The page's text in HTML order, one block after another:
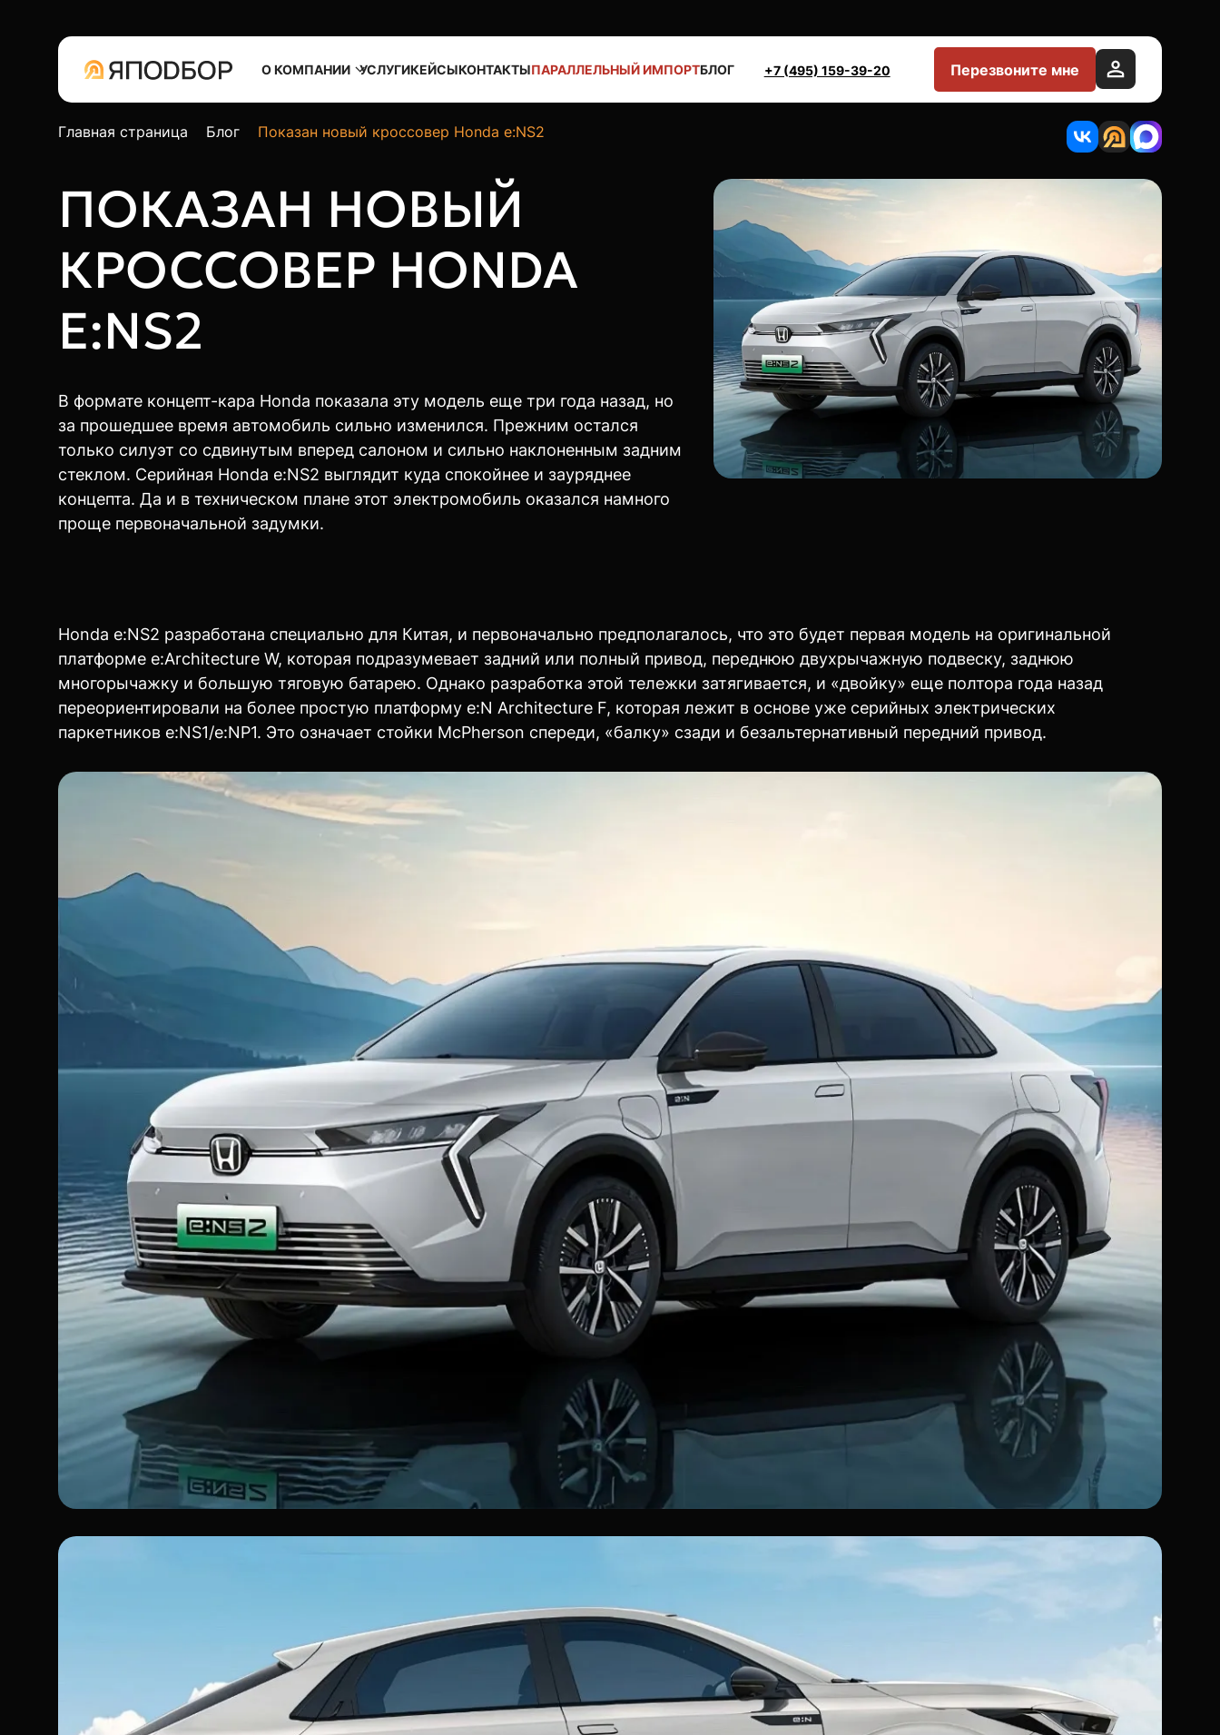
О КОМПАНИИ УСЛУГИКЕЙСЫКОНТАКТЫПАРАЛЛЕЛЬНЫЙ ИМПОРТБЛОГ +7 (495) 159-39-20 Перезвоните мне
Главная страница Блог Показан новый кроссовер Honda e:NS2
ПОКАЗАН НОВЫЙ
КРОССОВЕР HONDA
E:NS2
В формате концепт-кара Honda показала эту модель еще три года назад, но
за прошедшее время автомобиль сильно изменился. Прежним остался
только силуэт со сдвинутым вперед салоном и сильно наклоненным задним
стеклом. Серийная Honda e:NS2 выглядит куда спокойнее и зауряднее
концепта. Да и в техническом плане этот электромобиль оказался намного
проще первоначальной задумки.
Honda e:NS2 разработана специально для Китая, и первоначально предполагалось, что это будет первая модель на оригинальной
платформе e:Architecture W, которая подразумевает задний или полный привод, переднюю двухрычажную подвеску, заднюю
многорычажку и большую тяговую батарею. Однако разработка этой тележки затягивается, и «двойку» еще полтора года назад
переориентировали на более простую платформу e:N Architecture F, которая лежит в основе уже серийных электрических
паркетников e:NS1/e:NP1. Это означает стойки McPherson спереди, «балку» сзади и безальтернативный передний привод.